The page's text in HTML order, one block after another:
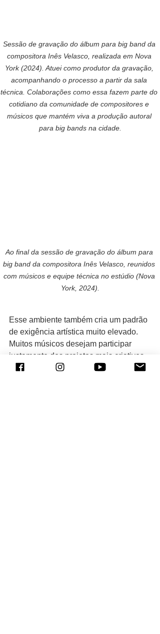
Sessão de gravação do álbum para big band da
compositora Inês Velasco, realizada em Nova
York (2024). Atuei como produtor da gravação,
acompanhando o processo a partir da sala
técnica. Colaborações como essa fazem parte do
cotidiano da comunidade de compositores e
músicos que mantém viva a produção autoral
para big bands na cidade.
Ao final da sessão de gravação do álbum para
big band da compositora Inês Velasco, reunidos
com músicos e equipe técnica no estúdio (Nova
York, 2024).
Esse ambiente também cria um padrão
de exigência artística muito elevado.
Muitos músicos desejam participar
justamente dos projetos mais criativos
da cidade, o que faz com que